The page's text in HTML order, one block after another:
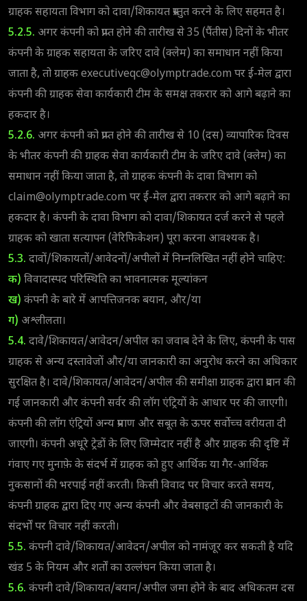
ग्राहक सहायता विभाग को दावा/शिकायत प्रस्तुत करने के लिए सहमत है।
5.2.5. अगर कंपनी को प्राप्त होने की तारीख से 35 (पैंतीस) दिनों के भीतर
कंपनी के ग्राहक सहायता के जरिए दावे (क्लेम) का समाधान नहीं किया
जाता है, तो ग्राहकexecutiveqc@olymptrade.com पर ई-मेल द्वारा
कंपनी की ग्राहक सेवा कार्यकारी टीम के समक्ष तकरार को आगे बढ़ाने का
हकदार है।
5.2.6. अगर कंपनी को प्राप्त होने की तारीख से 10 (दस) व्यापारिक दिवस
के भीतर कंपनी की ग्राहक सेवा कार्यकारी टीम के जरिए दावे (क्लेम) का
समाधान नहीं किया जाता है, तो ग्राहक कंपनी के दावा विभाग को
claim@olymptrade.com पर ई-मेल द्वारा तकरार को आगे बढ़ाने का
हकदार है। कंपनी के दावा विभाग को दावा/शिकायत दर्ज करने से पहले
ग्राहक को खाता सत्यापन (वेरिफिकेशन) पूरा करना आवश्यक है।
5.3. दावों/शिकायतों/आवेदनों/अपीलों में निम्नलिखित नहीं होने चाहिए:
क) विवादास्पद परिस्थिति का भावनात्मक मूल्यांकन
ख) कंपनी के बारे में आपत्तिजनक बयान, और/या
ग) अश्लीलता।
5.4. दावे/शिकायत/आवेदन/अपील का जवाब देने के लिए, कंपनी के पास
ग्राहक से अन्य दस्तावेजों और/या जानकारी का अनुरोध करने का अधिकार
सुरक्षित है। दावे/शिकायत/आवेदन/अपील की समीक्षा ग्राहक द्वारा प्रदान की
गई जानकारी और कंपनी सर्वर की लॉग एंट्रियों के आधार पर की जाएगी।
कंपनी की लॉग एंट्रियों अन्य प्रमाण और सबूत के ऊपर सर्वोच्च वरीयता दी
जाएगी। कंपनी अधूरे ट्रेडों के लिए जिम्मेदार नहीं है और ग्राहक की दृष्टि में
गंवाए गए मुनाफ़े के संदर्भ में ग्राहक को हुए आर्थिक या गैर-आर्थिक
नुकसानों की भरपाई नहीं करती। किसी विवाद पर विचार करते समय,
कंपनी ग्राहक द्वारा दिए गए अन्य कंपनी और वेबसाइटों की जानकारी के
संदर्भों पर विचार नहीं करती।
5.5. कंपनी दावे/शिकायत/आवेदन/अपील को नामंजूर कर सकती है यदि
खंड 5 के नियम और शर्तों का उल्लंघन किया जाता है।
5.6. कंपनी दावे/शिकायत/बयान/अपील जमा होने के बाद अधिकतम दस